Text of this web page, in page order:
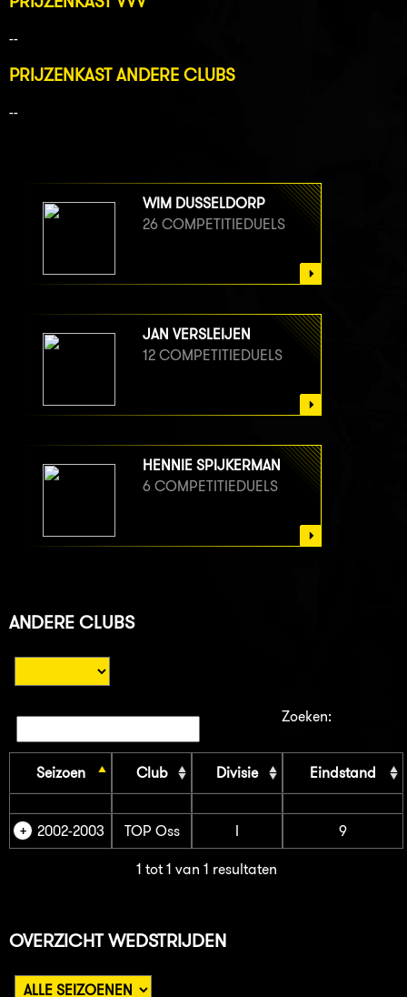
--
PRIJZENKAST ANDERE CLUBS
--
WIM DUSSELDORP
26 COMPETITIEDUELS
JAN VERSLEIJEN
12 COMPETITIEDUELS
HENNIE SPIJKERMAN
6 COMPETITIEDUELS
ANDERE CLUBS
Zoeken:
Seizoen Club Divisie Eindstand
2002-2003 TOP Oss I 9
1 tot 1 van 1 resultaten
OVERZICHT WEDSTRIJDEN